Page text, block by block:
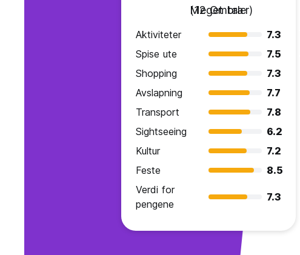
Meget bra
(12 Omtaler)
Aktiviteter
7.3
Spise ute
7.5
Shopping
7.3
Avslapning
7.7
Transport
7.8
Sightseeing
6.2
Kultur
7.2
Feste
8.5
Verdi for
pengene
7.3